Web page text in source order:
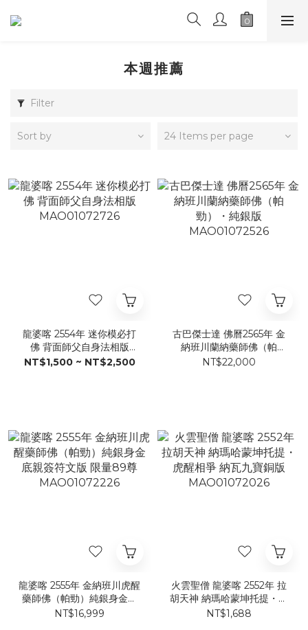
本週推薦
Filter
Sort by 24 Items per page
龍婆喀 2554年 迷你模必打
佛 背面師父自身法相版
MAO01072726
NT$1,500 ~ NT$2,500
古巴傑士達 佛曆2565年 金
納班川蘭納藥師佛（帕
勁）・純銀版
NT$22,000
龍婆喀 2555年 金納班川虎醒
藥師佛（帕勁）純銀身金底
親簽符文版 限量89尊
NT$16,999
火雲聖僧 龍婆喀 2552年 拉
胡天神 納瑪哈蒙坤托提・虎
醒相爭 納瓦九寶銅版
NT$1,688